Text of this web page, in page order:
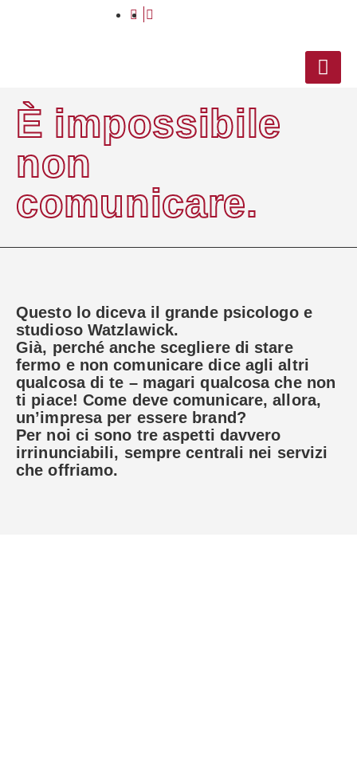
È impossibile
non
comunicare.
Questo lo diceva il grande psicologo e
studioso Watzlawick.
Già, perché anche scegliere di stare
fermo e non comunicare dice agli altri
qualcosa di te – magari qualcosa che non
ti piace! Come deve comunicare, allora,
un’impresa per essere brand?
Per noi ci sono tre aspetti davvero
irrinunciabili, sempre centrali nei servizi
che offriamo.